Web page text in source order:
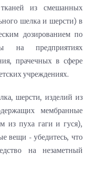
из смешанных
шелка и шерсти) в
дозированием по
на предприятиях
прачечных в сфере
учреждениях.
шерсти, изделий из
мембранные
из пуха гаги и гуся),
вещи - убедитесь, что
на незаметный